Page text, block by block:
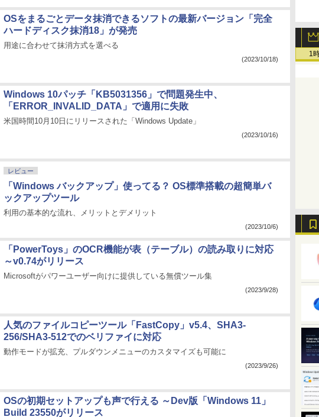
1
OSをまるごとデータ抹消できるソフトの最新バージョン「完全
ハードディスク抹消18」が発売
用途に合わせて抹消方式を選べる
(2023/10/18)
Windows 10パッチ「KB5031356」で問題発生中、
「ERROR_INVALID_DATA」で適用に失敗
米国時間10月10日にリリースされた「Windows Update」
(2023/10/16)
レビュー
「Windows バックアップ」使ってる？ OS標準搭載の超簡単バ
ックアップツール
利用の基本的な流れ、メリットとデメリット
(2023/10/6)
「PowerToys」のOCR機能が表（テーブル）の読み取りに対応
～v0.74がリリース
Microsoftがパワーユーザー向けに提供している無償ツール集
(2023/9/28)
人気のファイルコピーツール「FastCopy」v5.4、SHA3-
256/SHA3-512でのベリファイに対応
動作モードが拡充、プルダウンメニューのカスタマイズも可能に
(2023/9/26)
OSの初期セットアップも声で行える ～Dev版「Windows 11」
Build 23550がリリース